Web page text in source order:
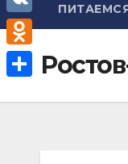
A
l
e
g
i
b
e
V
K
O